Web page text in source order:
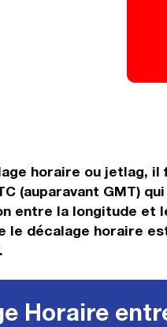
horaire ou jetlag,
(auparavant GMT)
entre la longitude et
le décalage horaire
Horaire